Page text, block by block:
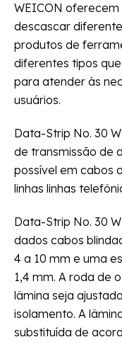
WEICON oferecem
descascar
produtos de
diferentes tipos
para atender às
usuários.
Data-Strip No. 30
de transmissão de
possível em cabos
linhas linhas
Data-Strip No. 30
dados cabos
4 a 10 mm e uma
1,4 mm. A roda de
lâmina seja
isolamento. A
substituída de